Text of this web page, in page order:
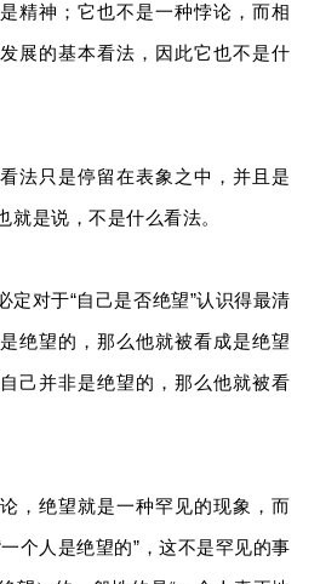
精神；它也不是一种悖论，而相
展的基本看法，因此它也不是什
法只是停留在表象之中，并且是
就是说，不是什么看法。
定对于“自己是否绝望”认识得最清
绝望的，那么他就被看成是绝望
己并非是绝望的，那么他就被看
，绝望就是一种罕见的现象，而
个人是绝望的”，这不是罕见的事